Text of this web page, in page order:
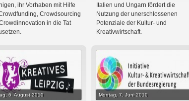
ihr Vorhaben mit Hilfe
Crowdsourcing
in die Tat
Italien und Ungarn fördert die
Nutzung der unerschlossenen
Potenziale der Kultur- und
Kreativwirtschaft.
6. August 2010 Montag, 7. Juni 2010